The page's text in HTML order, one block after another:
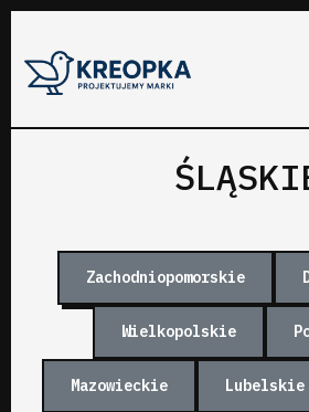
Zachodniopomorskie
Wielkopolskie
Mazowieckie Lubelskie